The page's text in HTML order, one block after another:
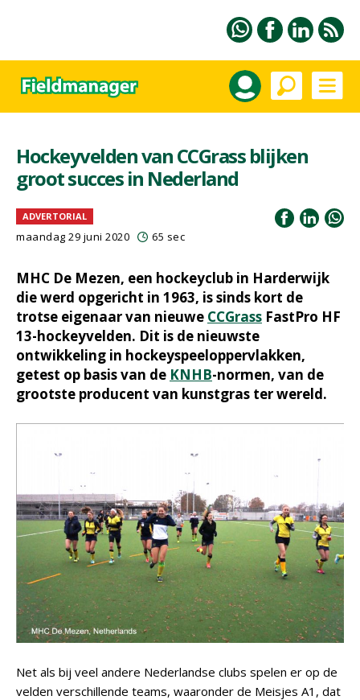
Hockeyvelden van CCGrass blijken
groot succes in Nederland
ADVERTORIAL
maandag 29 juni 2020 65 sec
MHC De Mezen, een hockeyclub in Harderwijk
die werd opgericht in 1963, is sinds kort de
trotse eigenaar van nieuwe CCGrass FastPro HF
13-hockeyvelden. Dit is de nieuwste
ontwikkeling in hockeyspeeloppervlakken,
getest op basis van de KNHB-normen, van de
grootste producent van kunstgras ter wereld.
Net als bij veel andere Nederlandse clubs spelen er op de
velden verschillende teams, waaronder de Meisjes A1, dat